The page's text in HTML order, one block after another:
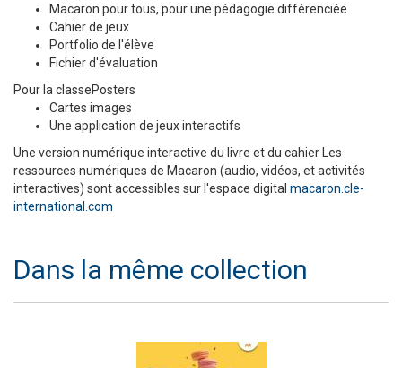
Macaron pour tous, pour une pédagogie différenciée
Cahier de jeux
Portfolio de l'élève
Fichier d'évaluation
Pour la classePosters
Cartes images
Une application de jeux interactifs
Une version numérique interactive du livre et du cahier ​Les
ressources numériques de Macaron (audio, vidéos, et activités
interactives) sont accessibles sur l'espace digital macaron.cle-
international.com
Dans la même collection